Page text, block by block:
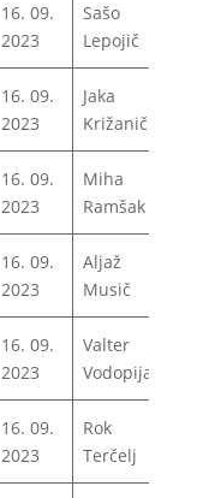
16. 09.
2023
Sašo
Lepojič
16. 09.
2023
Jaka
Križanič
16. 09.
2023
Miha
Ramšak
16. 09.
2023
Aljaž
Musič
16. 09.
2023
Valter
Vodopija
16. 09.
2023
Rok
Terčelj